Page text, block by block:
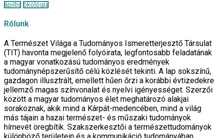
április ökológia
Rólunk
A Természet Világa a Tudományos Ismeretterjesztő Társulat
(TIT) havonta megjelenő folyóirata, legfontosabb feladatának
a magyar vonatkozású tudományos eredmények
tudománynépszerűsítő célú közlését tekinti. A lap sokszínű,
gazdagon illusztrált, emellett hűen őrzi a korábbi évtizedekre
jellemző magas színvonalat és nyelvi igényességet. Szerzői
között a magyar tudományos élet meghatározó alakjai
sorakoznak, akik mind a Kárpát-medencében, mind a világ
más tájain a hazai természet- és műszaki tudományok
hírnevét öregbítik. Szakszerkesztői a természettudományok